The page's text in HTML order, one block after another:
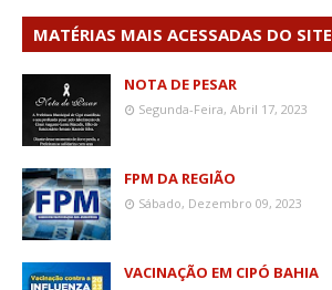
MATÉRIAS MAIS ACESSADAS DO SITE
NOTA DE PESAR
Segunda-Feira, Abril 17, 2023
FPM DA REGIÃO
Sábado, Dezembro 09, 2023
VACINAÇÃO EM CIPÓ BAHIA